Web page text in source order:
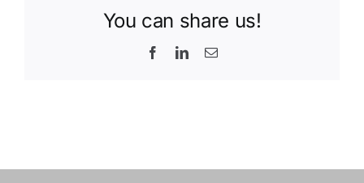
You can share us!
FacebookLinkedIn
E-